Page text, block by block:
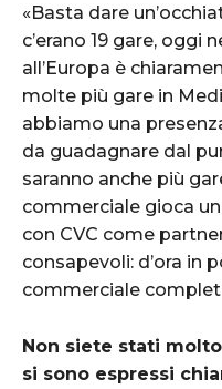
«Basta dare
c’erano 19 gare, oggi
all’Europa è
molte più gare in
abbiamo una
da guadagnare dal
saranno anche più
commerciale gioca
con CVC come
consapevoli: d’ora in
commerciale
Non siete stati
si sono espressi